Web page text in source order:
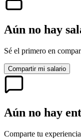
Aún no hay
Sé el primero en
Compartir mi salario
Aún no hay
Comparte tu